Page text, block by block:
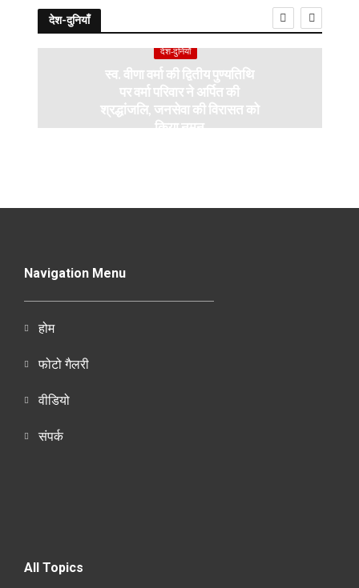
देश-दुनियाँ
देश-दुनियाँ
स्व. वीणा वर्मा की द्वितीय पुण्यतिथि
पर वर्मा परिवार ने अर्पित की
श्रद्धांजलि, जनसेवा की विरासत को
किया नमन
Navigation Menu
होम
फोटो गैलरी
वीडियो
संपर्क
All Topics